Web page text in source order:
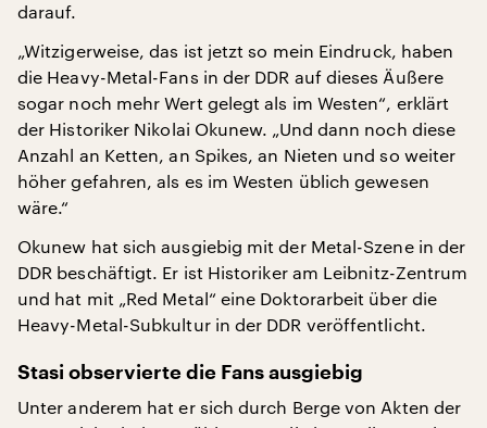
darauf.
„Witzigerweise, das ist jetzt so mein Eindruck, haben
die Heavy-Metal-Fans in der DDR auf dieses Äußere
sogar noch mehr Wert gelegt als im Westen“, erklärt
der Historiker Nikolai Okunew. „Und dann noch diese
Anzahl an Ketten, an Spikes, an Nieten und so weiter
höher gefahren, als es im Westen üblich gewesen
wäre.“
Okunew hat sich ausgiebig mit der Metal-Szene in der
DDR beschäftigt. Er ist Historiker am Leibnitz-Zentrum
und hat mit „Red Metal“ eine Doktorarbeit über die
Heavy-Metal-Subkultur in der DDR veröffentlicht.
Stasi observierte die Fans ausgiebig
Unter anderem hat er sich durch Berge von Akten der